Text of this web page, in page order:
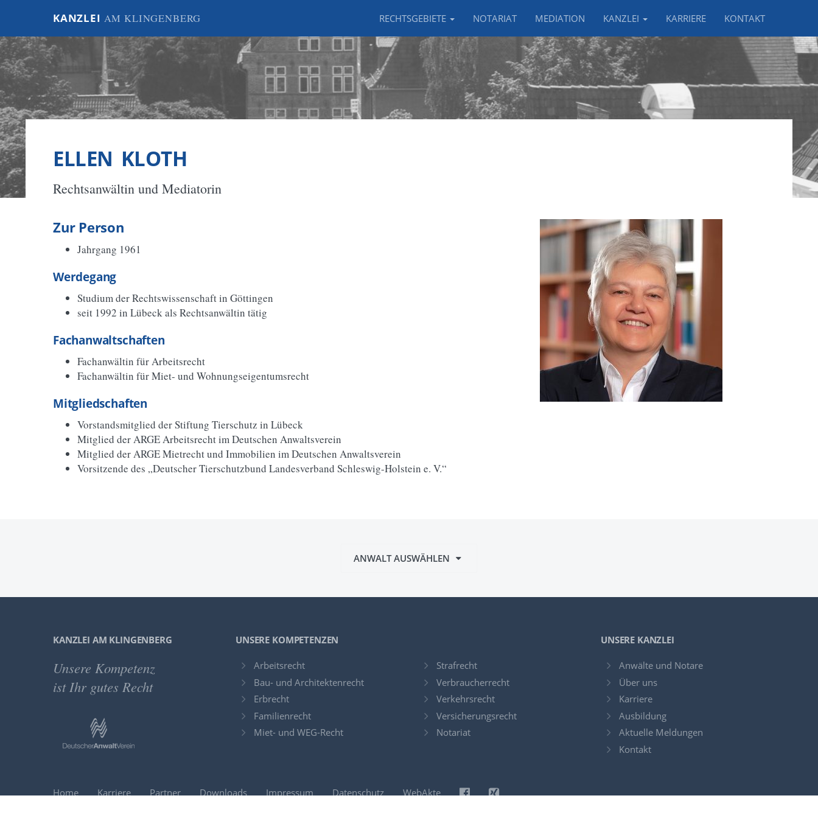
KANZLEI AM KLINGENBERG RECHTSGEBIETE NOTARIAT MEDIATION KANZLEI KARRIERE KONTAKT
ELLEN KLOTH
Rechtsanwältin und Mediatorin
Zur Person
Jahrgang 1961
Werdegang
Studium der Rechtswissenschaft in Göttingen
seit 1992 in Lübeck als Rechtsanwältin tätig
Fachanwaltschaften
Fachanwältin für Arbeitsrecht
Fachanwältin für Miet- und Wohnungseigentumsrecht
Mitgliedschaften
Vorstandsmitglied der Stiftung Tierschutz in Lübeck
Mitglied der ARGE Arbeitsrecht im Deutschen Anwaltsverein
Mitglied der ARGE Mietrecht und Immobilien im Deutschen Anwaltsverein
Vorsitzende des „Deutscher Tierschutzbund Landesverband Schleswig-Holstein e. V.“
ANWALT AUSWÄHLEN
KANZLEI AM KLINGENBERG
Unsere Kompetenz
ist Ihr gutes Recht
UNSERE KOMPETENZEN
Arbeitsrecht
Bau- und Architektenrecht
Erbrecht
Familienrecht
Miet- und WEG-Recht
Strafrecht
Verbraucherrecht
Verkehrsrecht
Versicherungsrecht
Notariat
UNSERE KANZLEI
Anwälte und Notare
Über uns
Karriere
Ausbildung
Aktuelle Meldungen
Kontakt
Home Karriere Partner Downloads Impressum Datenschutz WebAkte